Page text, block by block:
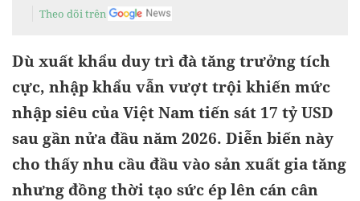
Theo dõi trên
Dù xuất khẩu duy trì đà tăng trưởng tích
cực, nhập khẩu vẫn vượt trội khiến mức
nhập siêu của Việt Nam tiến sát 17 tỷ USD
sau gần nửa đầu năm 2026. Diễn biến này
cho thấy nhu cầu đầu vào sản xuất gia tăng
nhưng đồng thời tạo sức ép lên cán cân